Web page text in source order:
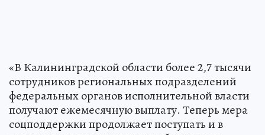
«В Калининградской области более 2,7 тысячи
сотрудников региональных подразделений
федеральных органов исполнительной власти
получают ежемесячную выплату. Теперь мера
соцподдержки продолжает поступать и в